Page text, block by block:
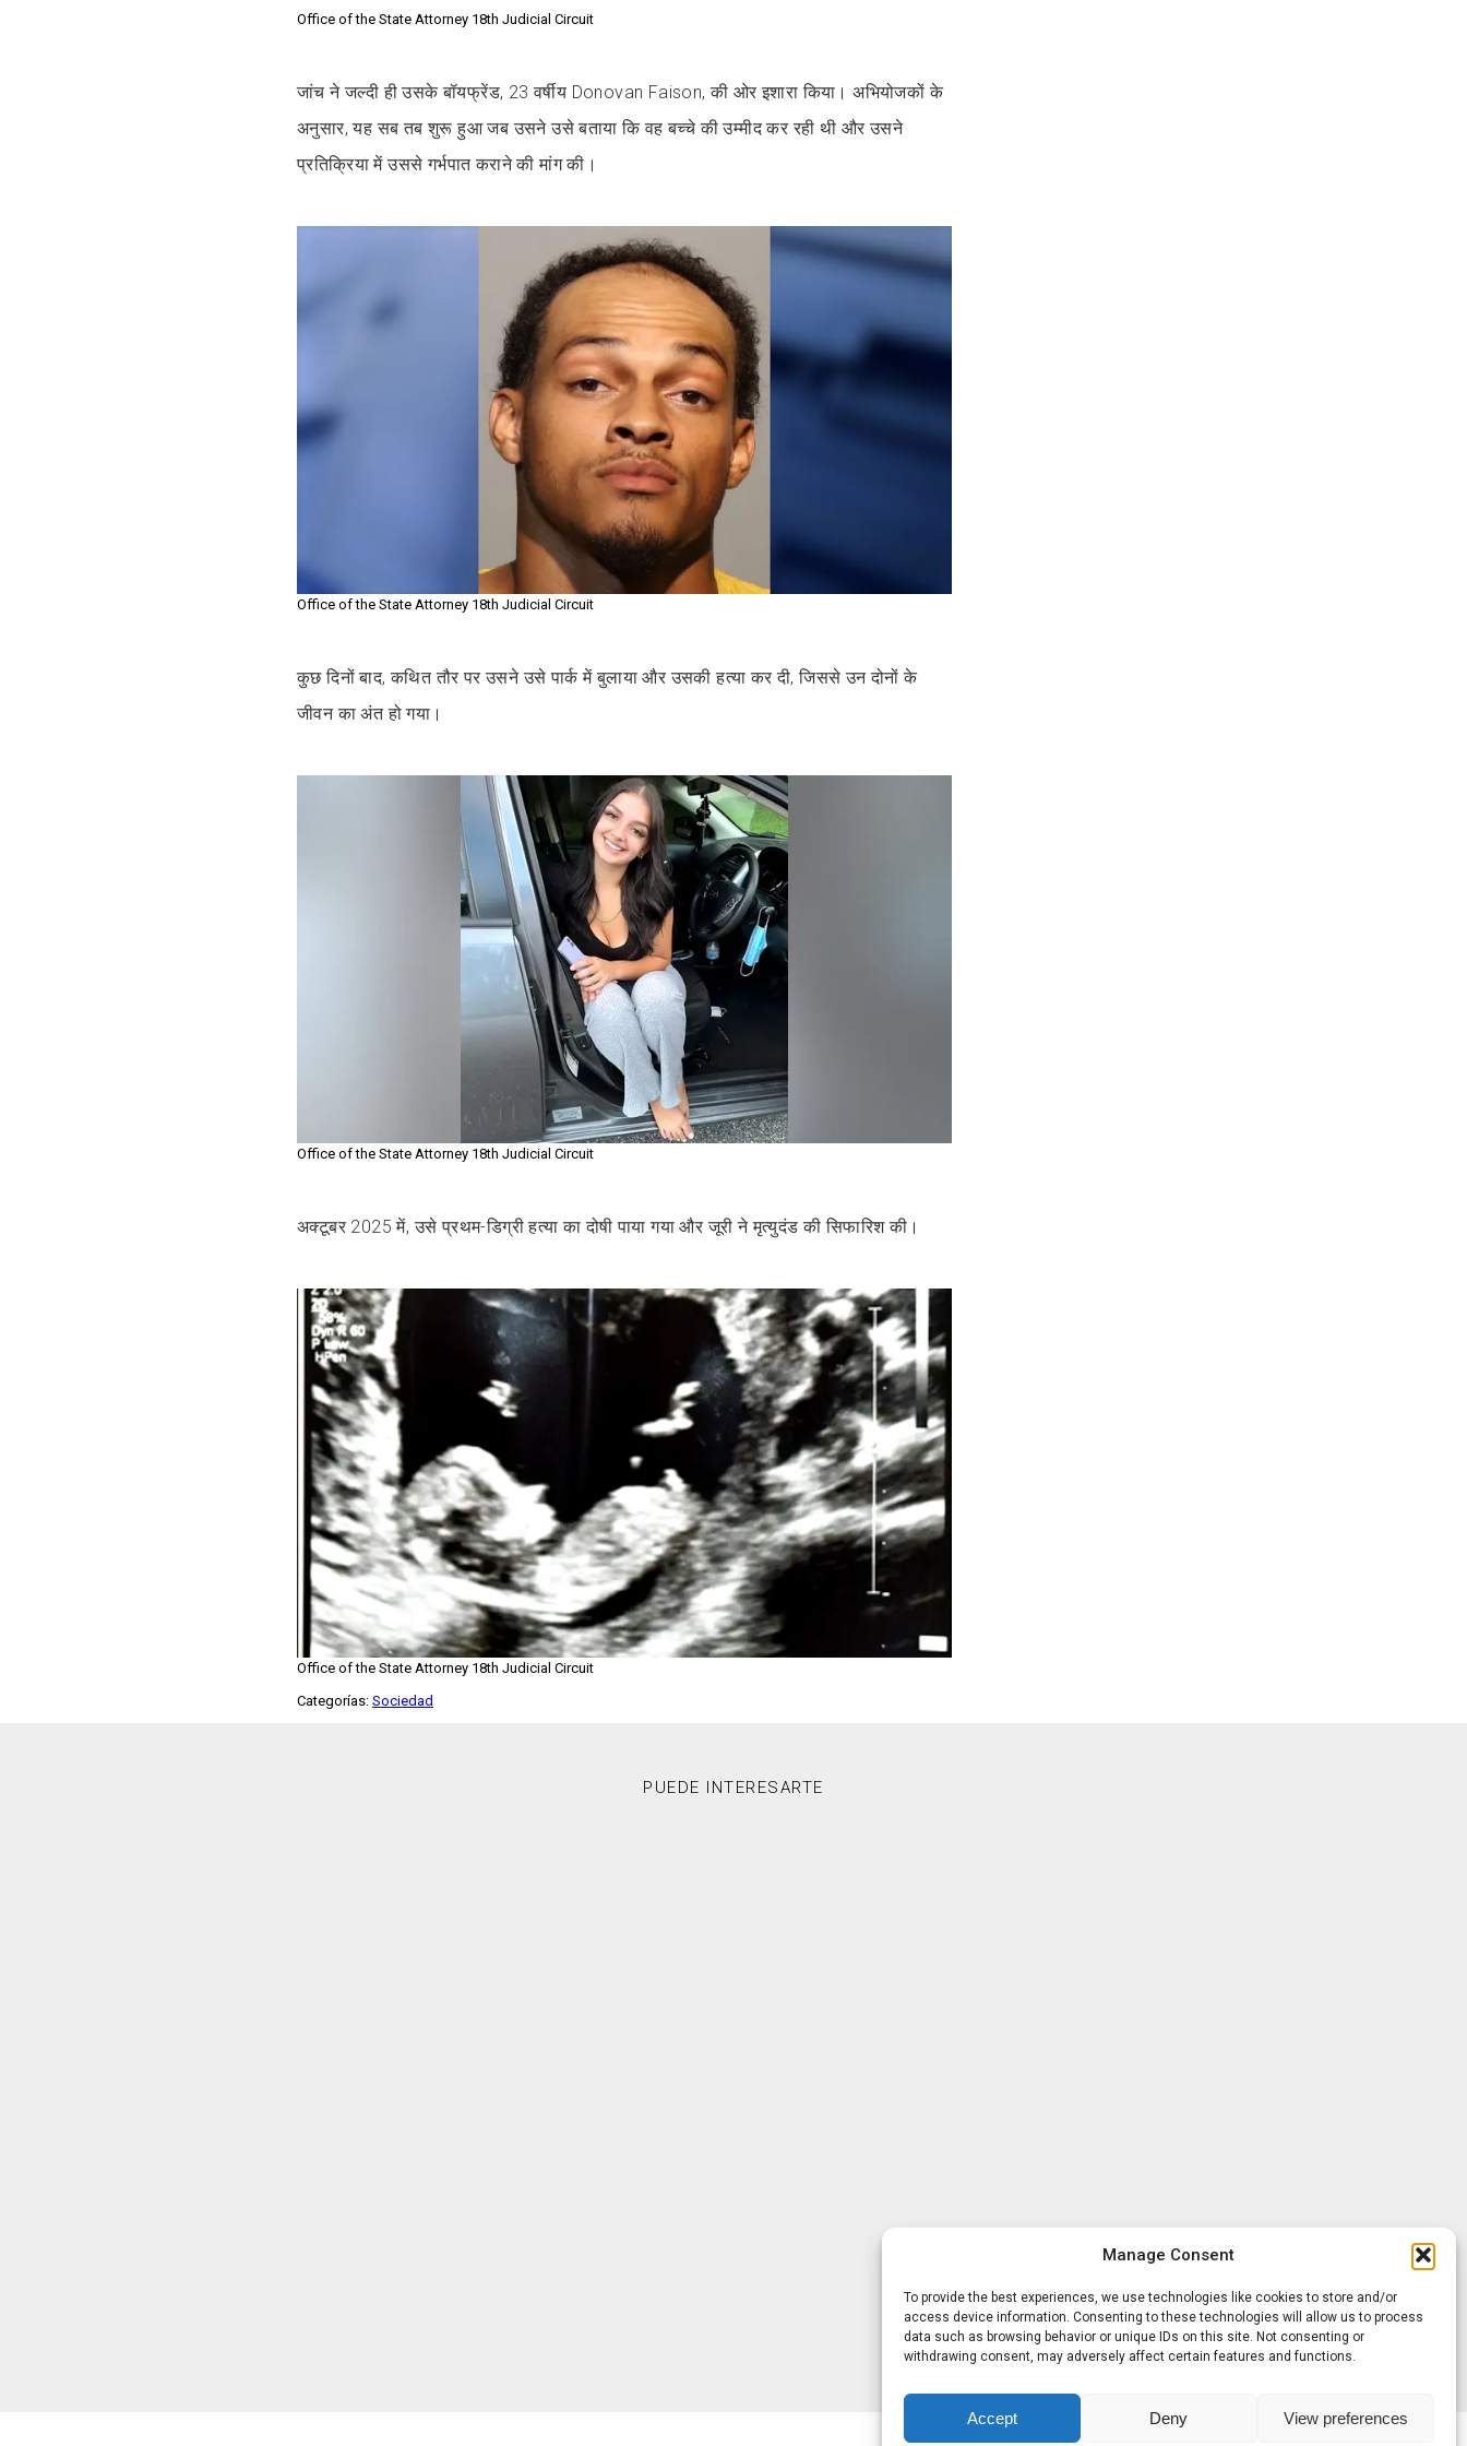
Manage Consent
To provide the best experiences, we use technologies like cookies to store and/or
access device information. Consenting to these technologies will allow us to process
data such as browsing behavior or unique IDs on this site. Not consenting or
withdrawing consent, may adversely affect certain features and functions.
Accept Deny View preferences
Office of the State Attorney 18th Judicial Circuit
जांच ने जल्दी ही उसके बॉयफ्रेंड, 23 वर्षीय Donovan Faison, की ओर इशारा किया। अभियोजकों के
अनुसार, यह सब तब शुरू हुआ जब उसने उसे बताया कि वह बच्चे की उम्मीद कर रही थी और उसने
प्रतिक्रिया में उससे गर्भपात कराने की मांग की।
Office of the State Attorney 18th Judicial Circuit
कुछ दिनों बाद, कथित तौर पर उसने उसे पार्क में बुलाया और उसकी हत्या कर दी, जिससे उन दोनों के
जीवन का अंत हो गया।
Office of the State Attorney 18th Judicial Circuit
अक्टूबर 2025 में, उसे प्रथम-डिग्री हत्या का दोषी पाया गया और जूरी ने मृत्युदंड की सिफारिश की।
Office of the State Attorney 18th Judicial Circuit
Categorías: Sociedad
PUEDE INTERESARTE